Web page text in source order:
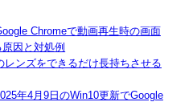
Chromeで動画再生時の画面
因と対処例
レンズをできるだけ長持ちさせる
年4月9日のWin10更新でGoogle